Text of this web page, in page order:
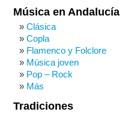
Música en Andalucía
Clásica
Copla
Flamenco y Folclore
Música joven
Pop – Rock
Más
Tradiciones